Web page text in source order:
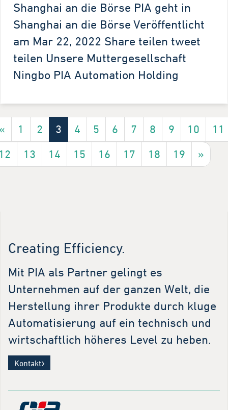
Shanghai an die Börse PIA geht in
Shanghai an die Börse Veröffentlicht
am Mar 22, 2022 Share teilen tweet
teilen Unsere Muttergesellschaft
Ningbo PIA Automation Holding
1 2 3 4 5 6 7 8 9 10
11
13 14 15 16 17 18 19 »
Creating Efficiency.
Mit PIA als Partner gelingt es
Unternehmen auf der ganzen Welt, die
Herstellung ihrer Produkte durch kluge
Automatisierung auf ein technisch und
wirtschaftlich höheres Level zu heben.
Kontakt